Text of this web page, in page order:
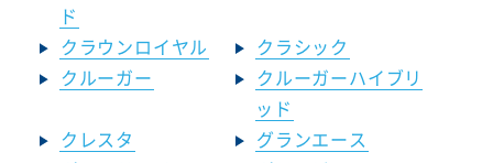
ド
クラウンロイヤル
クラシック
クルーガー
クルーガーハイブリ
ッド
クレスタ
グランエース